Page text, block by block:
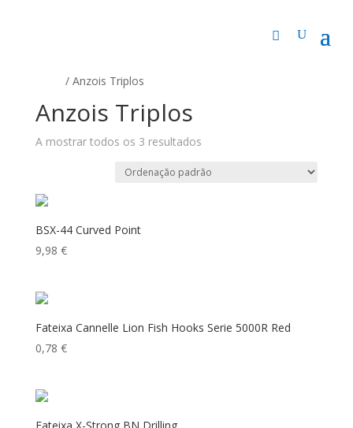
/ Anzois Triplos
Anzois Triplos
A mostrar todos os 3 resultados
BSX-44 Curved Point
9,98 €
Fateixa Cannelle Lion Fish Hooks Serie 5000R Red
0,78 €